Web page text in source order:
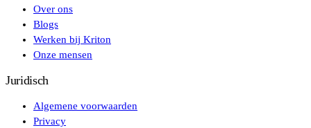
Over ons
Blogs
Werken bij Kriton
Onze mensen
Juridisch
Algemene voorwaarden
Privacy